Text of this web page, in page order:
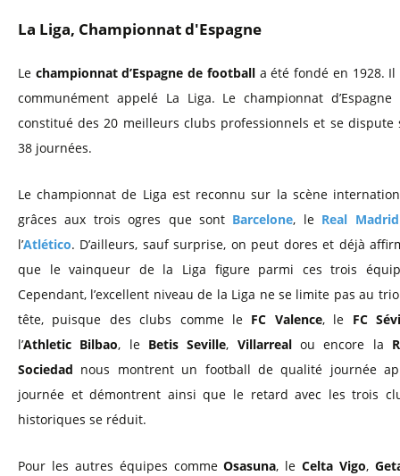
La Liga, Championnat d'Espagne
Le championnat d’Espagne de footballa été fondé en 1928. Il
communément appelé La Liga. Le championnat d’Espagne
constitué des 20 meilleurs clubs professionnels et se dispute
38 journées.
Le championnat de Liga est reconnu sur la scène
grâces aux trois ogres que sont Barcelone, le Real Madrid
l’Atlético. D’ailleurs, sauf surprise, on peut dores et déjà
que le vainqueur de la Liga figure parmi ces trois
Cependant, l’excellent niveau de la Liga ne se limite pas au
tête, puisque des clubs comme le FC Valence, le FC
l’Athletic Bilbao, le Betis Seville, Villarrealou encore la
Sociedad nous montrent un football de qualité journée
journée et démontrent ainsi que le retard avec les trois
historiques se réduit.
Pour les autres équipes commeOsasuna, leCelta Vigo,